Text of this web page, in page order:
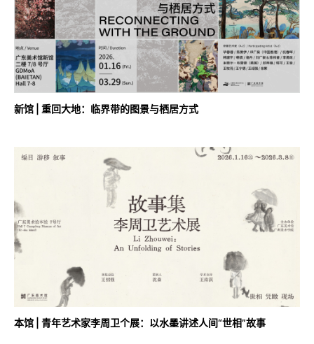
新馆 | 重回大地：临界带的图景与栖居方式
本馆 | 青年艺术家李周卫个展：以水墨讲述人间“世相”故事